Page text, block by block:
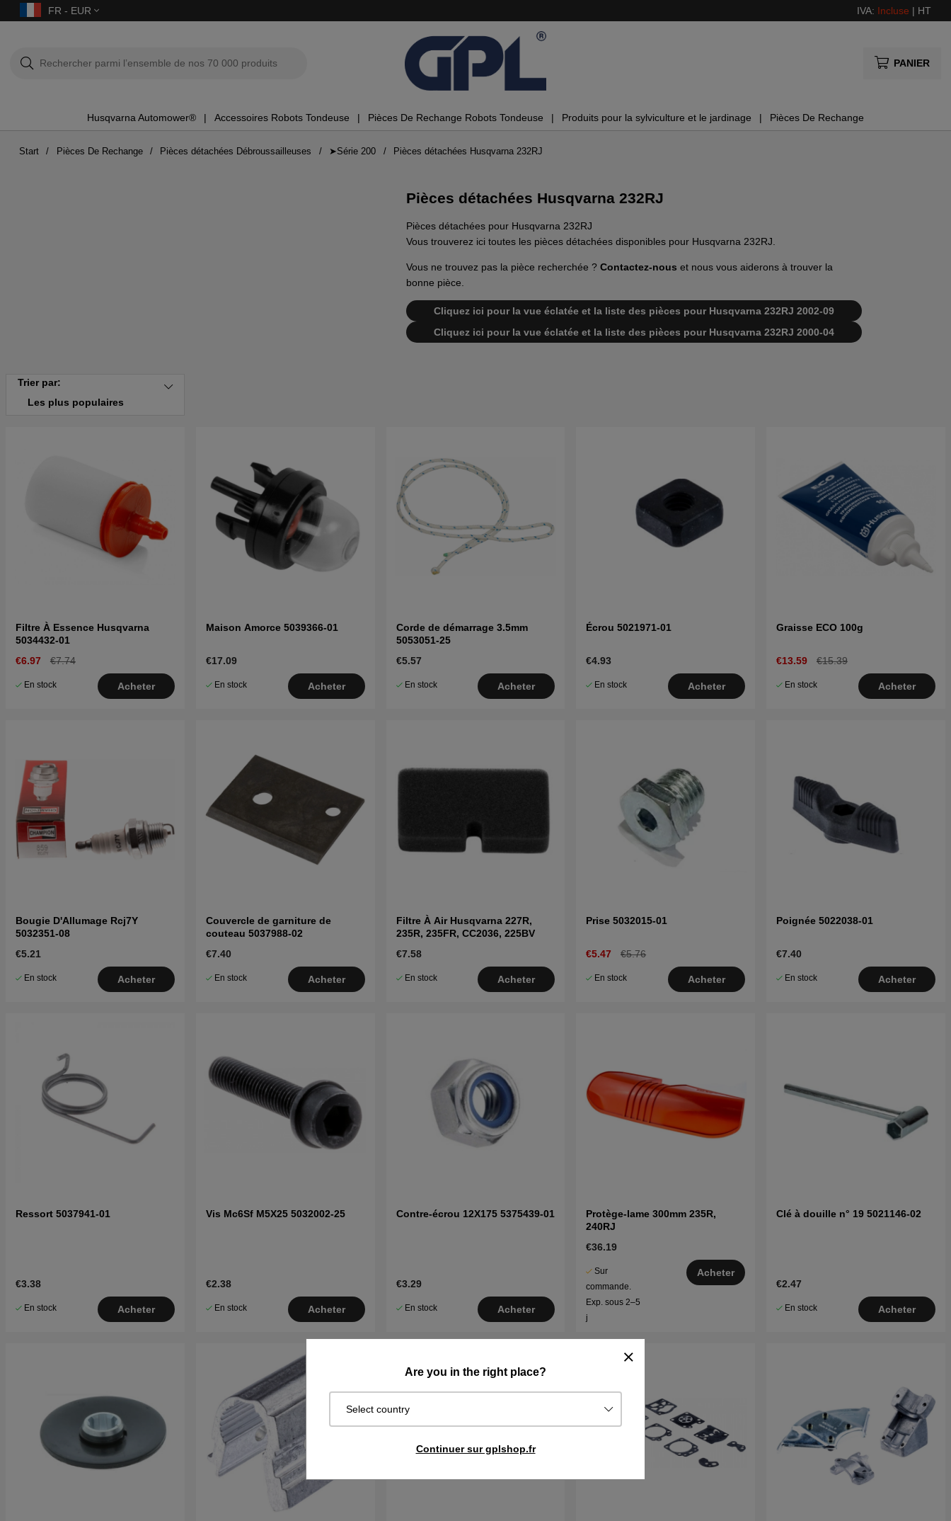
FR - EUR IVA: Incluse | HT
PANIER
Husqvarna Automower® Accessoires Robots Tondeuse Pièces De Rechange Robots Tondeuse Produits pour la sylviculture et le jardinage Pièces De Rechange
Are you in the right place?
Select country
Continuer sur gplshop.fr
Start Pièces De Rechange Pièces détachées Débroussailleuses ➤Série 200 Pièces détachées Husqvarna 232RJ
Pièces détachées Husqvarna 232RJ
Pièces détachées pour Husqvarna 232RJ
Vous trouverez ici toutes les pièces détachées disponibles pour Husqvarna 232RJ.
Vous ne trouvez pas la pièce recherchée ? Contactez-nous et nous vous aiderons à trouver la
bonne pièce.
Cliquez ici pour la vue éclatée et la liste des pièces pour Husqvarna 232RJ 2002-09
Cliquez ici pour la vue éclatée et la liste des pièces pour Husqvarna 232RJ 2000-04
Trier par:
Les plus populaires
Filtre À Essence Husqvarna
5034432-01
€6.97
€7.74
En stock Acheter
Maison Amorce 5039366-01
€17.09
En stock Acheter
Corde de démarrage 3.5mm
5053051-25
€5.57
En stock Acheter
Écrou 5021971-01
€4.93
En stock Acheter
Graisse ECO 100g
€13.59 €15.39
En stock Acheter
Bougie D'Allumage Rcj7Y
5032351-08
€5.21
En stock Acheter
Couvercle de garniture de
couteau 5037988-02
€7.40
En stock Acheter
Filtre À Air Husqvarna 227R,
235R, 235FR, CC2036, 225BV
€7.58
En stock Acheter
Prise 5032015-01
€5.47 €5.76
En stock Acheter
Poignée 5022038-01
€7.40
En stock Acheter
Ressort 5037941-01
€3.38
En stock Acheter
Vis Mc6Sf M5X25 5032002-25
€2.38
En stock Acheter
Contre-écrou 12X175 5375439-01
€3.29
En stock Acheter
Protège-lame 300mm 235R,
240RJ
€36.19
Sur
commande.
Exp. sous 2–5
j
Acheter
Clé à douille n° 19 5021146-02
€2.47
En stock Acheter